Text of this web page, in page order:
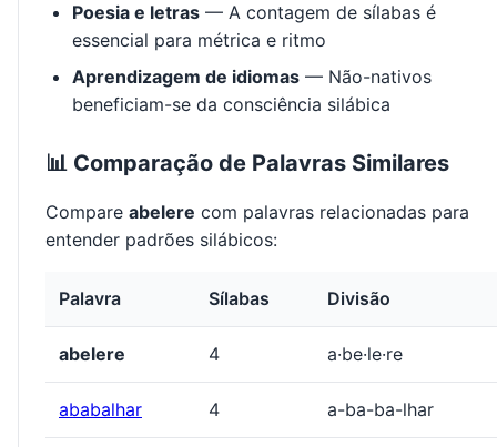
Poesia e letras — A contagem de sílabas é
essencial para métrica e ritmo
Aprendizagem de idiomas — Não-nativos
beneficiam-se da consciência silábica
📊 Comparação de Palavras Similares
Compare abelere com palavras relacionadas para
entender padrões silábicos:
Palavra Sílabas Divisão
abelere 4 a·be·le·re
ababalhar 4 a-ba-ba-lhar